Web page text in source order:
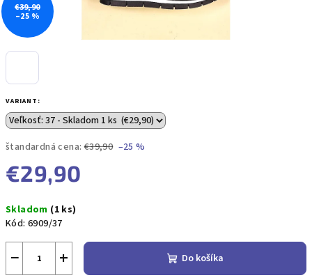
VARIANT:
štandardná cena: €39,90 –25 %
€29,90
cena:
Skladom (1 ks)
Kód: 6909/37
+
− Do košíka
€39,90
–25 %